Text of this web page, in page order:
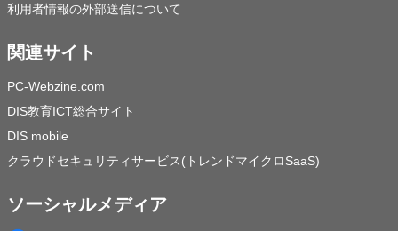
利用者情報の外部送信について
関連サイト
PC-Webzine.com
DIS教育ICT総合サイト
DIS mobile
クラウドセキュリティサービス(トレンドマイクロSaaS)
ソーシャルメディア